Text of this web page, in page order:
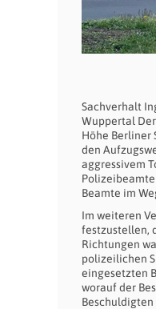
Sachverhalt
Wuppertal
Höhe Berliner
den
aggressivem
Beamte im
Im weiteren
festzustellen,
Richtungen
polizeilichen
eingesetzten
worauf der